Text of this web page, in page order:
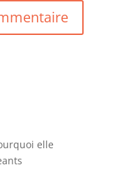
elle